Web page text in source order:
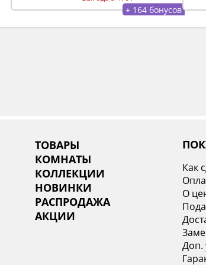
+ 164 бонусов
ТОВАРЫ
КОМНАТЫ
КОЛЛЕКЦИИ
НОВИНКИ
РАСПРОДАЖА
АКЦИИ
Как
О
Доп.